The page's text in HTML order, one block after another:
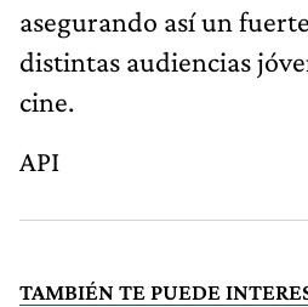
asegurando así un
distintas audiencias
cine.
API
TAMBIÉN TE PUEDE